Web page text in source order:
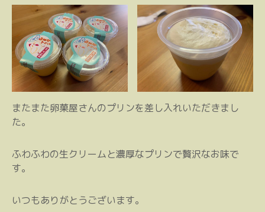
またまた卵菓屋さんのプリンを差し入れいただきまし
た。
ふわふわの生クリームと濃厚なプリンで贅沢なお味で
す。
いつもありがとうございます。